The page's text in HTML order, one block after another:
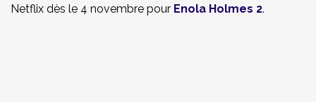
Netflix dès le 4 novembre pour Enola Holmes 2.